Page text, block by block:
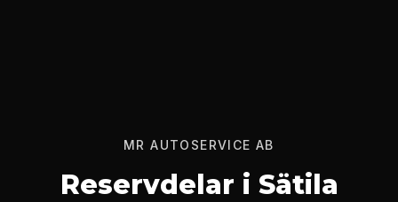
MR AUTOSERVICE AB
Reservdelar i Sätila